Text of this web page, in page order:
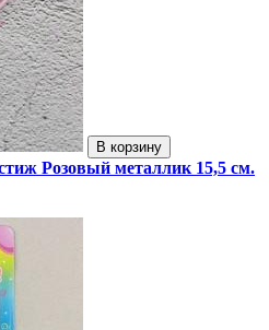
В корзину
Розовый металлик 15,5 см.